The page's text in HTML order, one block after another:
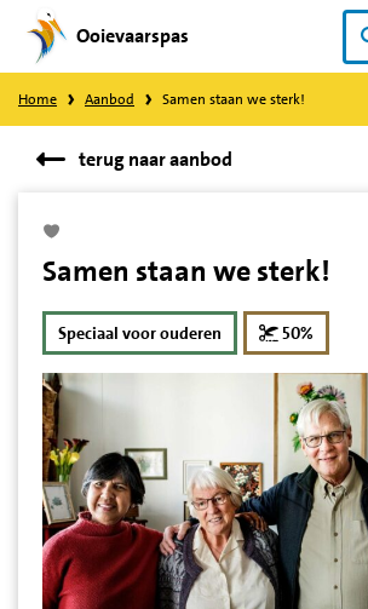
Direct
naar
content
Ooievaarspas
Home Aanbod Samen staan we sterk!
terug naar aanbod
Samen staan we sterk!
Speciaal voor ouderen 50%